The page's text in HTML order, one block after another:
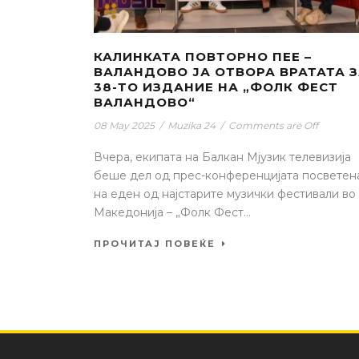
КАЛИНКАТА ПОВТОРНО ПЕЕ –
ВАЛАНДОВО ЈА ОТВОРА ВРАТАТА
38-ТО ИЗДАНИЕ НА „ФОЛК ФЕСТ
ВАЛАНДОВО“
08 May 2025 / Muzika 24 / Comments are Off
Вчера, екипата на Балкан Мјузик телевизија
беше дел од прес-конференцијата
на еден од најстарите музички фестивали во
Македонија – „Фолк Фест...
ПРОЧИТАЈ ПОВЕЌЕ